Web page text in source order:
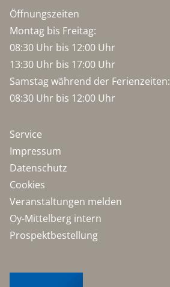
Öffnungszeiten
Montag bis Freitag:
08:30 Uhr bis 12:00 Uhr
13:30 Uhr bis 17:00 Uhr
Samstag während der Ferienzeiten:
08:30 Uhr bis 12:00 Uhr
Service
Impressum
Datenschutz
Cookies
Veranstaltungen melden
Oy-Mittelberg intern
Prospektbestellung